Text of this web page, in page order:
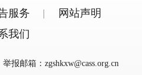
服务
网站声明
我们
举报邮箱：zgshkxw@cass.org.cn